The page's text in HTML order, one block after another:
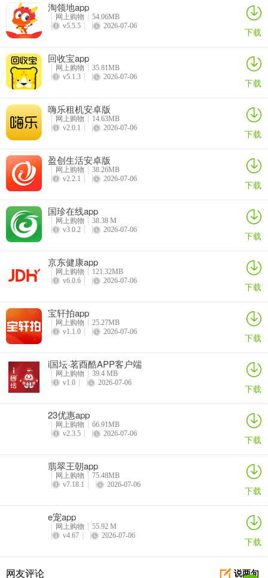
v1.1.87版本
1.优化了用户体验
2.解决了一些已知问题
淘领地app
网上购物
54.06MB
v5.5.5
2026-07-06 下载
回收宝app
网上购物
35.81MB
v5.1.3
2026-07-06 下载
嗨乐租机安卓版
网上购物
14.63MB
v2.0.1
2026-07-06 下载
盈创生活安卓版
网上购物
38.26MB
v2.2.1
2026-07-06 下载
国珍在线app
网上购物
38.38 M
v3.0.2
2026-07-06 下载
京东健康app
网上购物
121.32MB
v6.0.6
2026-07-06 下载
宝轩拍app
网上购物
25.27MB
v1.1.0
2026-07-06 下载
i国坛·茗酉酷APP客户端
网上购物
39.4 MB
v1.0
2026-07-06 下载
23优惠app
网上购物
66.91MB
v2.3.5
2026-07-06 下载
翡翠王朝app
网上购物
75.48MB
v7.18.1
2026-07-06 下载
e宠app
网上购物
55.92 M
v4.67
2026-07-06 下载
说两句
网友评论